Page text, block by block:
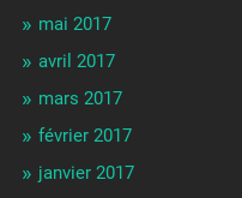
mai 2017
avril 2017
mars 2017
février 2017
janvier 2017